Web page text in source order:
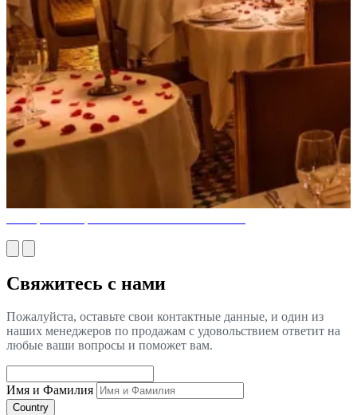
Свяжитесь с нами
Пожалуйста, оставьте свои контактные данные, и один из
наших менеджеров по продажам с удовольствием ответит на
любые ваши вопросы и поможет вам.
Имя и Фамилия
Country